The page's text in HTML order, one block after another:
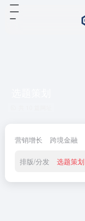
营销增长 跨境金融
排版/分发 选题策划